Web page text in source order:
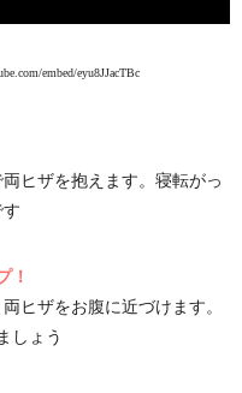
embed/eyu8JJacTBc
ヒザを抱えます。寝転がっ
！
ヒザをお腹に近づけます。
しょう